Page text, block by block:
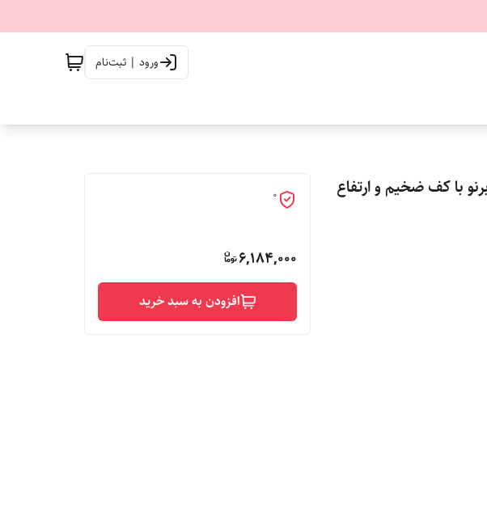
ورود | ثبت‌نام
جنس برنو با کف ضخیم و ارتفاع
0
6,184,000
افزودن به سبد خرید